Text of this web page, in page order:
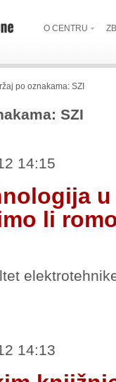
O CENTRU
po oznakama: SZI
SZI
14:15
li
14:13